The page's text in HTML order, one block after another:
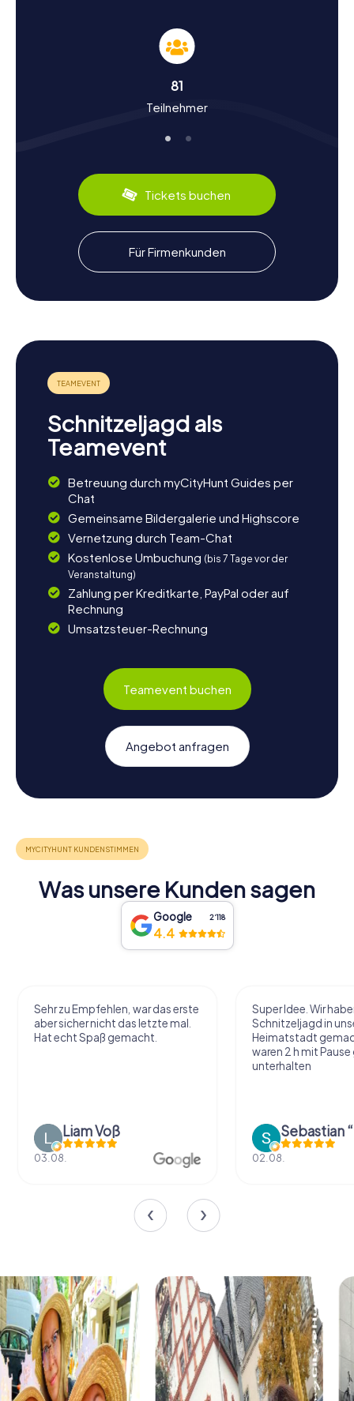
Die Schnitzeljagd in Kolín ist nicht nur ein Spiel, sondern
Stadt. Gegründet im Jahr 1261, hat Kolín viele historische
Ereignisse erlebt, darunter die berühmte Schlacht bei
mehr über diese und andere interessante Fakten zur
einst eine bedeutende Königsstadt war? Auch die Kultur
kommt nicht zu kurz: Erlebt die Vielfalt der tschechischen
Küche, indem ihr lokale Spezialitäten wie Kolínský guláš
probiert. Die Stadt ist zudem bekannt für ihre
Zuckerproduktion, die bis ins 19. Jahrhundert zurückreicht.
Nach der Schnitzeljagd in Kolín die Umgebung
erkunden
Besucht das Zámek Kolín, das Schloss, das einst eine
bedeutende Rolle in der Geschichte der Stadt spielte.
Oder genießt einen Spaziergang entlang der Elbe und
lasst die Eindrücke der Schnitzeljagd Revue passieren. Für
Wander- und Radwege, die zu weiteren Entdeckungen
einladen. Und wenn ihr noch nicht genug von der Stadt
habt, könnt ihr in einem der vielen gemütlichen Cafés im
genießen.
81
Teilnehmer
Tickets buchen
Für Firmenkunden
Schnitzeljagd als
Teamevent
Betreuung durch myCityHunt Guides per
Chat
Gemeinsame Bildergalerie und Highscore
Vernetzung durch Team-Chat
Kostenlose Umbuchung (bis 7 Tage vor der
Veranstaltung)
Zahlung per Kreditkarte, PayPal oder auf
Rechnung
Umsatzsteuer-Rechnung
Teamevent buchen
Angebot anfragen
Was unsere Kunden sagen
Google 2‘118
4.4
Sehr zu Empfehlen, war das erste
aber sicher nicht das letzte mal.
Hat echt Spaß gemacht.
Liam Voß
03.08.
Super Idee. Wir
Schnitzeljagd in
Heimatstadt
waren 2 h mit
unterhalten
02.08.